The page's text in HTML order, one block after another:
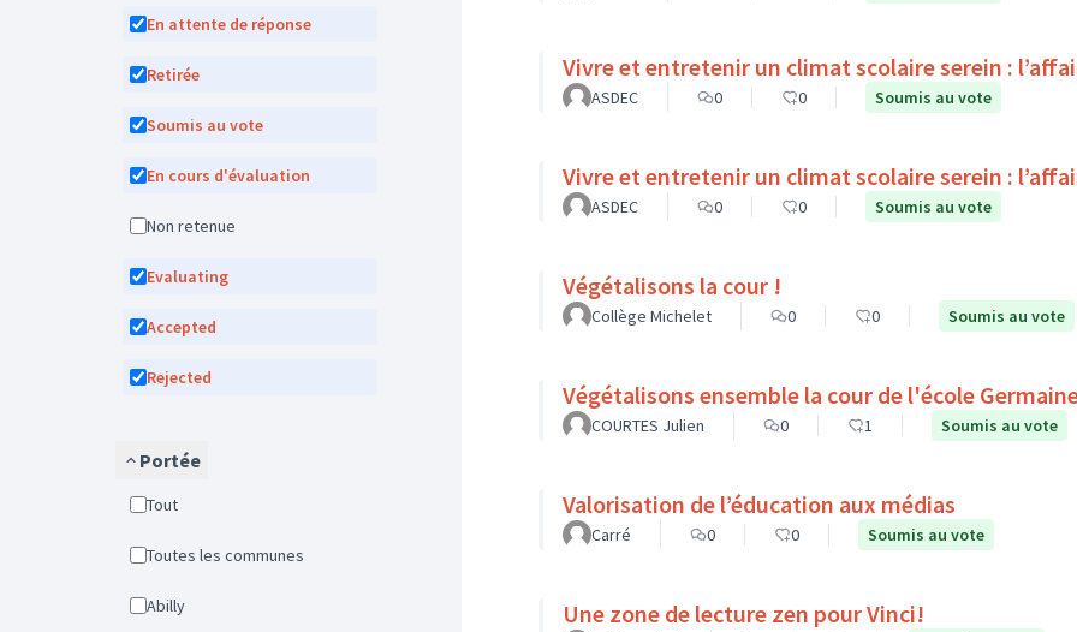
En attente de réponse
Retirée
Soumis au vote
En cours d'évaluation
Non retenue
Evaluating
Accepted
Rejected
Portée
Tout
Toutes les communes
Abilly
Vivre et entretenir un climat scolaire serein :
ASDEC 0 0 Soumis au vote
Vivre et entretenir un climat scolaire serein :
ASDEC 0 0 Soumis au vote
Végétalisons la cour !
Collège Michelet 0 0 Soumis au vote
Végétalisons ensemble la cour de l'école
COURTES Julien 0 1 Soumis au vote
Valorisation de l’éducation aux médias
Carré 0 0 Soumis au vote
Une zone de lecture zen pour Vinci!